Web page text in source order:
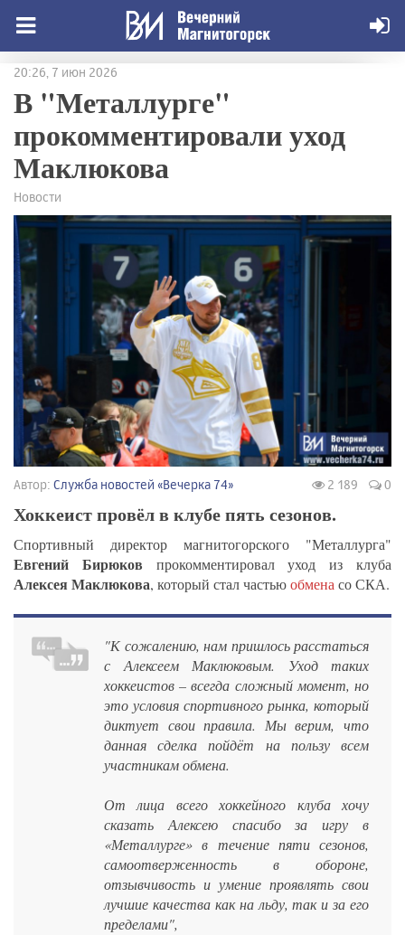
20:26, 7 июн 2026
В "Металлурге"
прокомментировали уход
Маклюкова
Новости
Автор: Служба новостей «Вечерка 74» 2 189 0
Хоккеист провёл в клубе пять сезонов.
Спортивный директор магнитогорского "Металлурга"
Евгений Бирюков прокомментировал уход из клуба
Алексея Маклюкова, который стал частьюобменасо СКА.
"К сожалению, нам пришлось расстаться
с Алексеем Маклюковым. Уход таких
хоккеистов – всегда сложный момент, но
это условия спортивного рынка, который
диктует свои правила. Мы верим, что
данная сделка пойдёт на пользу всем
участникам обмена.
От лица всего хоккейного клуба хочу
сказать Алексею спасибо за игру в
«Металлурге» в течение пяти сезонов,
самоотверженность в обороне,
отзывчивость и умение проявлять свои
лучшие качества как на льду, так и за его
пределами",